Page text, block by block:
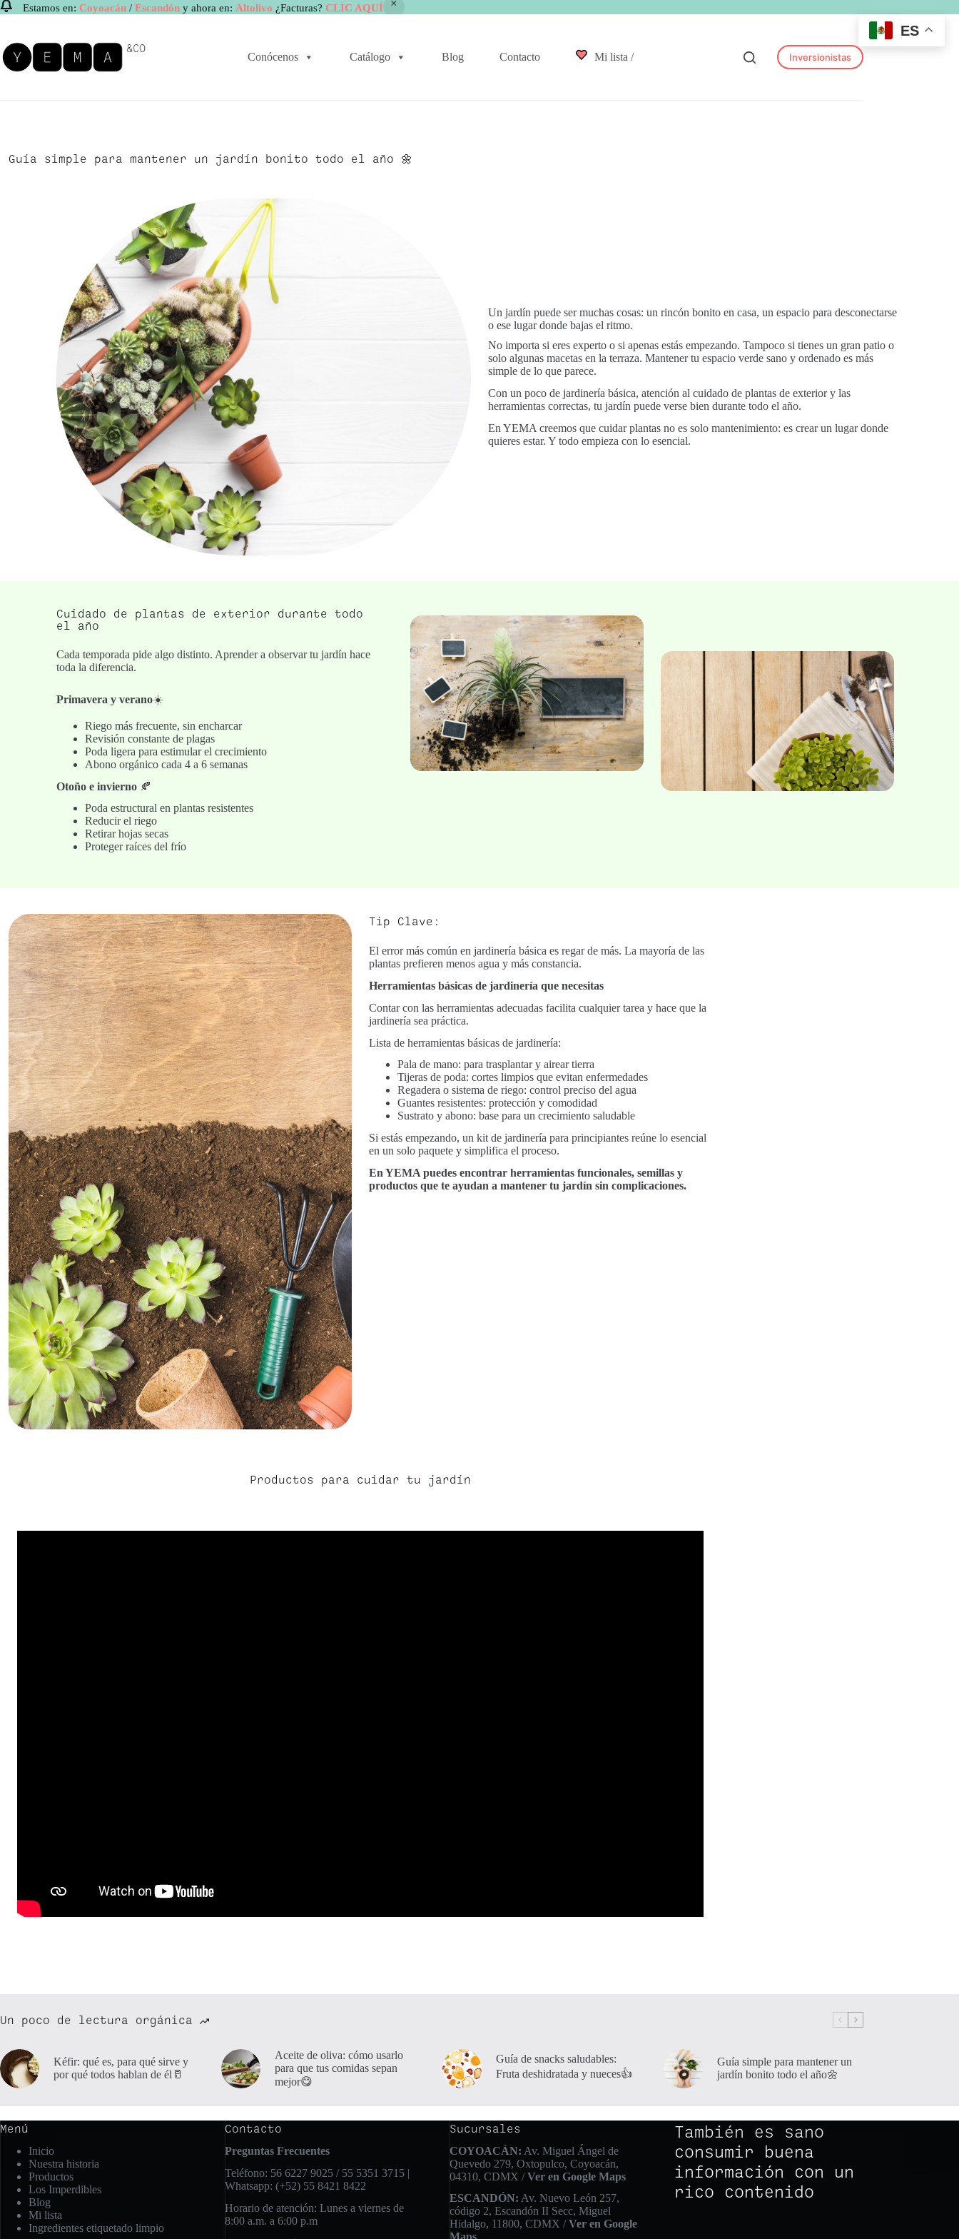
Estamos en: Coyoacán / Escandón y ahora en: Altolivo ¿Facturas? CLIC AQUÍ
contenido
Conócenos
Catálogo Blog Contacto Mi lista / Inversionistas
Guía simple para mantener un jardín bonito todo el año 🌼
Un jardín puede ser muchas cosas: un rincón bonito en casa, un espacio para desconectarse
o ese lugar donde bajas el ritmo.
No importa si eres experto o si apenas estás empezando. Tampoco si tienes un gran patio o
solo algunas macetas en la terraza. Mantener tu espacio verde sano y ordenado es más
simple de lo que parece.
Con un poco de jardinería básica, atención al cuidado de plantas de exterior y las
herramientas correctas, tu jardín puede verse bien durante todo el año.
En YEMA creemos que cuidar plantas no es solo mantenimiento: es crear un lugar donde
quieres estar. Y todo empieza con lo esencial.
Cuidado de plantas de exterior durante todo
el año
Cada temporada pide algo distinto. Aprender a observar tu jardín hace
toda la diferencia.
Primavera y verano☀️
Riego más frecuente, sin encharcar
Revisión constante de plagas
Poda ligera para estimular el crecimiento
Abono orgánico cada 4 a 6 semanas
Otoño e invierno 🍂
Poda estructural en plantas resistentes
Reducir el riego
Retirar hojas secas
Proteger raíces del frío
Tip Clave:
El error más común en jardinería básica es regar de más. La mayoría de las
plantas prefieren menos agua y más constancia.
Herramientas básicas de jardinería que necesitas
Contar con las herramientas adecuadas facilita cualquier tarea y hace que la
jardinería sea práctica.
Lista de herramientas básicas de jardinería:
Pala de mano: para trasplantar y airear tierra
Tijeras de poda: cortes limpios que evitan enfermedades
Regadera o sistema de riego: control preciso del agua
Guantes resistentes: protección y comodidad
Sustrato y abono: base para un crecimiento saludable
Si estás empezando, un kit de jardinería para principiantes reúne lo esencial
en un solo paquete y simplifica el proceso.
En YEMA puedes encontrar herramientas funcionales, semillas y
productos que te ayudan a mantener tu jardín sin complicaciones.
Productos para cuidar tu jardín
Un poco de lectura orgánica
Kéfir: qué es, para qué sirve y
por qué todos hablan de él🥛
Aceite de oliva: cómo usarlo
para que tus comidas sepan
mejor😋
Guía de snacks saludables:
Fruta deshidratada y nueces👍
Guía simple para mantener un
jardín bonito todo el año🌼
Menú
Inicio
Nuestra historia
Productos
Los Imperdibles
Blog
Mi lista
Ingredientes etiquetado limpio
Contacto
Preguntas Frecuentes
Teléfono: 56 6227 9025 / 55 5351 3715 |
Whatsapp: (+52) 55 8421 8422
Horario de atención: Lunes a viernes de
8:00 a.m. a 6:00 p.m
Sucursales
COYOACÁN: Av. Miguel Ángel de
Quevedo 279, Oxtopulco, Coyoacán,
04310, CDMX / Ver en Google Maps
ESCANDÓN: Av. Nuevo León 257,
código 2, Escandón II Secc, Miguel
Hidalgo, 11800, CDMX /Ver en Google
También es sano
consumir buena
información con un
rico contenido
ES